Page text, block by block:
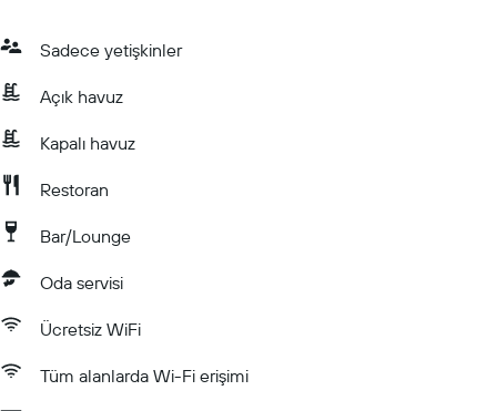
Sadece yetişkinler
Açık havuz
Kapalı havuz
Restoran
Bar/Lounge
Oda servisi
Ücretsiz WiFi
Tüm alanlarda Wi-Fi erişimi